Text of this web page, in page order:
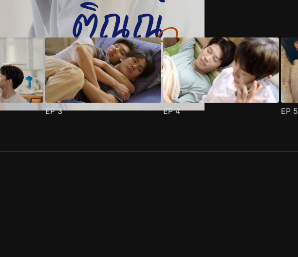
EP3 EP4 EP 5